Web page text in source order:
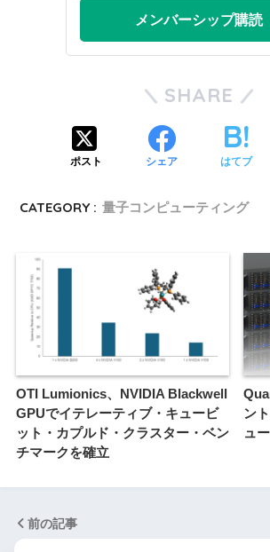
メンバーシップ購読
SHARE
ポスト シェア はてブ
CATEGORY : 量子コンピューティング
OTI Lumionics、NVIDIA Blackwell
GPUでイテレーティブ・キュービ
ット・カプルド・クラスター・ベン
チマークを確立
ン
ュ
前の記事